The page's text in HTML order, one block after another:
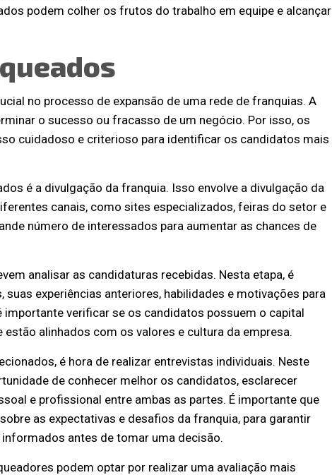
podem colher os frutos do trabalho em equipe e alcançar
no processo de expansão de uma rede de franquias. A
o sucesso ou fracasso de um negócio. Por isso, os
cuidadoso e criterioso para identificar os candidatos mais
é a divulgação da franquia. Isso envolve a divulgação da
canais, como sites especializados, feiras do setor e
número de interessados para aumentar as chances de
analisar as candidaturas recebidas. Nesta etapa, é
experiências anteriores, habilidades e motivações para
verificar se os candidatos possuem o capital
alinhados com os valores e cultura da empresa.
é hora de realizar entrevistas individuais. Neste
de conhecer melhor os candidatos, esclarecer
e profissional entre ambas as partes. É importante que
as expectativas e desafios da franquia, para garantir
antes de tomar uma decisão.
podem optar por realizar uma avaliação mais